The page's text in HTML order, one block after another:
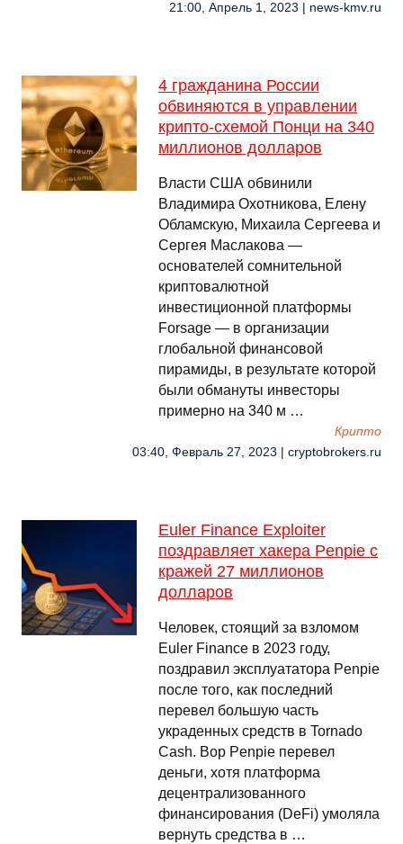
21:00, Апрель 1, 2023 | news-kmv.ru
4 гражданина России
обвиняются в управлении
крипто-схемой Понци на 340
миллионов долларов
Власти США обвинили
Владимира Охотникова, Елену
Обламскую, Михаила Сергеева и
Сергея Маслакова —
основателей сомнительной
криптовалютной
инвестиционной платформы
Forsage — в организации
глобальной финансовой
пирамиды, в результате которой
были обмануты инвесторы
примерно на 340 м …
Крипто
03:40, Февраль 27, 2023 | cryptobrokers.ru
Euler Finance Exploiter
поздравляет хакера Penpie с
кражей 27 миллионов
долларов
Человек, стоящий за взломом
Euler Finance в 2023 году,
поздравил эксплуататора Penpie
после того, как последний
перевел большую часть
украденных средств в Tornado
Cash. Вор Penpie перевел
деньги, хотя платформа
децентрализованного
финансирования (DeFi) умоляла
вернуть средства в …